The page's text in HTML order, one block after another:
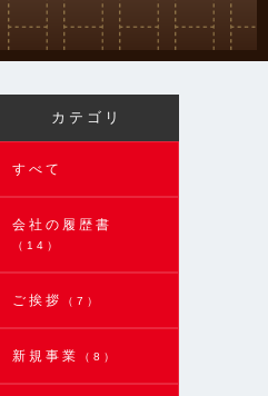
カテゴリ
すべて
会社の履歴書
（14）
ご挨拶 （7）
新規事業 （8）